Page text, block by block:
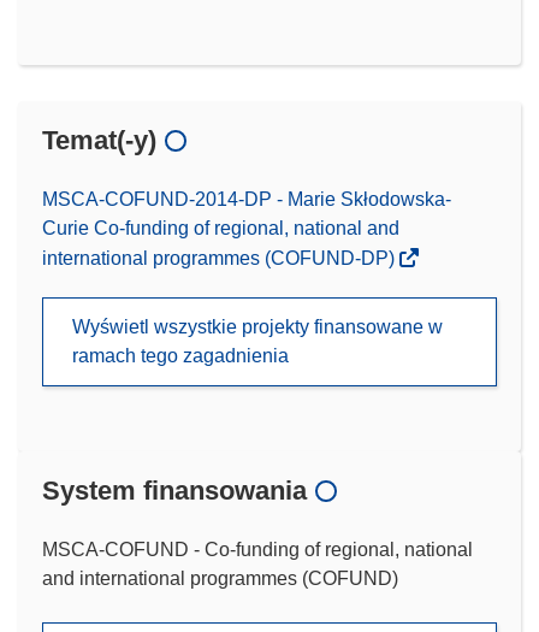
Temat(-y)
MSCA-COFUND-2014-DP - Marie Skłodowska-
Curie Co-funding of regional, national and
international programmes (COFUND-DP)
Wyświetl wszystkie projekty finansowane w
ramach tego zagadnienia
System finansowania
MSCA-COFUND - Co-funding of regional, national
and international programmes (COFUND)